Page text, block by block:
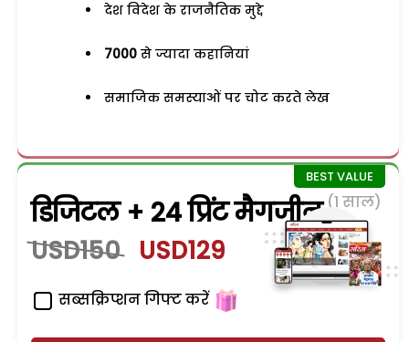
देश विदेश के राजनैतिक मुद्दे
7000 से ज्यादा कहानियां
समाजिक समस्याओं पर चोट करते लेख
डिजिटल + 24 प्रिंट मैगजीन (1 साल)
USD150 USD129
सब्सक्रिप्शन गिफ्ट करें